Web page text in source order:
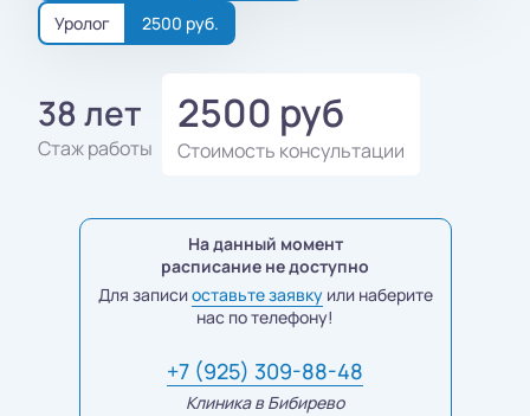
Уролог 2500 руб.
38 лет
Стаж работы
2500 руб
Стоимость консультации
На данный момент
расписание не доступно
Для записиоставьте заявкуили наберите
нас по телефону!
+7 (925) 309-88-48
Клиника в Бибирево